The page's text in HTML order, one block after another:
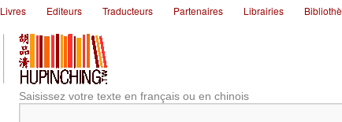
Livres Editeurs Traducteurs Partenaires Librairies
Saisissez votre texte en français ou en chinois